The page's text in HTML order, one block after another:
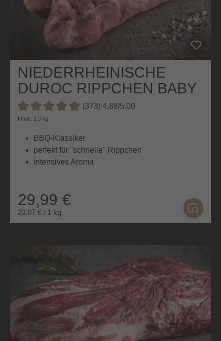
NIEDERRHEINISCHE
DUROC RIPPCHEN BABY
BACK
Durchschnittliche Bewertung von 4.8 von 5 Sternen
(373) 4.88/5.00
Inhalt: 1.3 kg
BBQ-Klassiker
perfekt für "schnelle" Rippchen
intensives Aroma
29,99 €
23,07 € / 1 kg